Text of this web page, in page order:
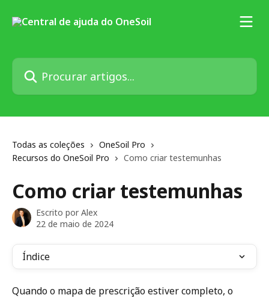
Procurar artigos...
Todas as coleções
OneSoil Pro
Recursos do OneSoil Pro
Como criar testemunhas
Como criar testemunhas
Escrito por Alex
22 de maio de 2024
Índice
Quando o mapa de prescrição estiver completo, o